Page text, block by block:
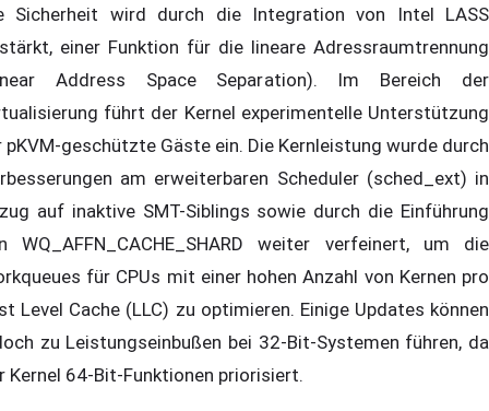
Sicherheit wird durch die Integration von Intel LASS
einer Funktion für die lineare Adressraumtrennung
Address Space Separation). Im Bereich der
führt der Kernel experimentelle Unterstützung
pKVM-geschützte Gäste ein. Die Kernleistung wurde durch
am erweiterbaren Scheduler (sched_ext) in
auf inaktive SMT-Siblings sowie durch die Einführung
WQ_AFFN_CACHE_SHARD weiter verfeinert, um die
für CPUs mit einer hohen Anzahl von Kernen pro
Level Cache (LLC) zu optimieren. Einige Updates können
zu Leistungseinbußen bei 32-Bit-Systemen führen, da
Kernel 64-Bit-Funktionen priorisiert.